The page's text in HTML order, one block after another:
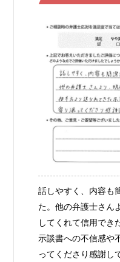
話しやすく、内容も
た。他の弁護士さん
してくれて信用でき
示談書への不信感や
ってくださり感謝し